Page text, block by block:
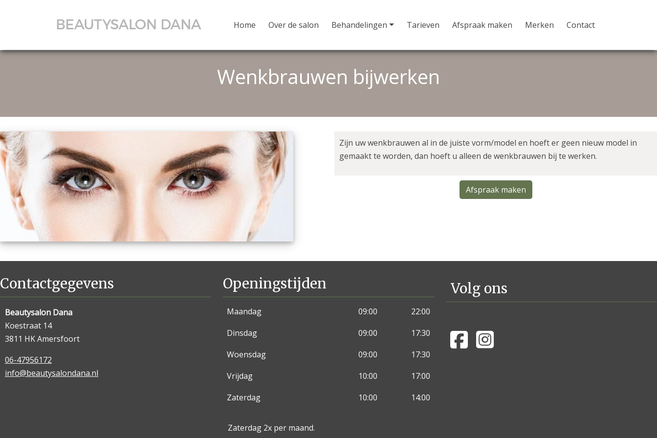
Home Over de salon Behandelingen Tarieven Afspraak maken Merken Contact
Wenkbrauwen bijwerken
Zijn uw wenkbrauwen al in de juiste vorm/model en hoeft er geen nieuw model in
gemaakt te worden, dan hoeft u alleen de wenkbrauwen bij te werken.
Afspraak maken
Contactgegevens
Beautysalon Dana
Koestraat 14
3811 HK Amersfoort
06-47956172
info@beautysalondana.nl
Openingstijden
Maandag 09:00
22:00
Dinsdag
09:00
17:30
Woensdag
09:00
17:30
Vrijdag
10:00
17:00
Zaterdag
10:00 14:00
Zaterdag 2x per maand.
Volg ons